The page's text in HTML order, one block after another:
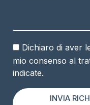
Dichiaro di aver
mio consenso al
indicate.
INVIA